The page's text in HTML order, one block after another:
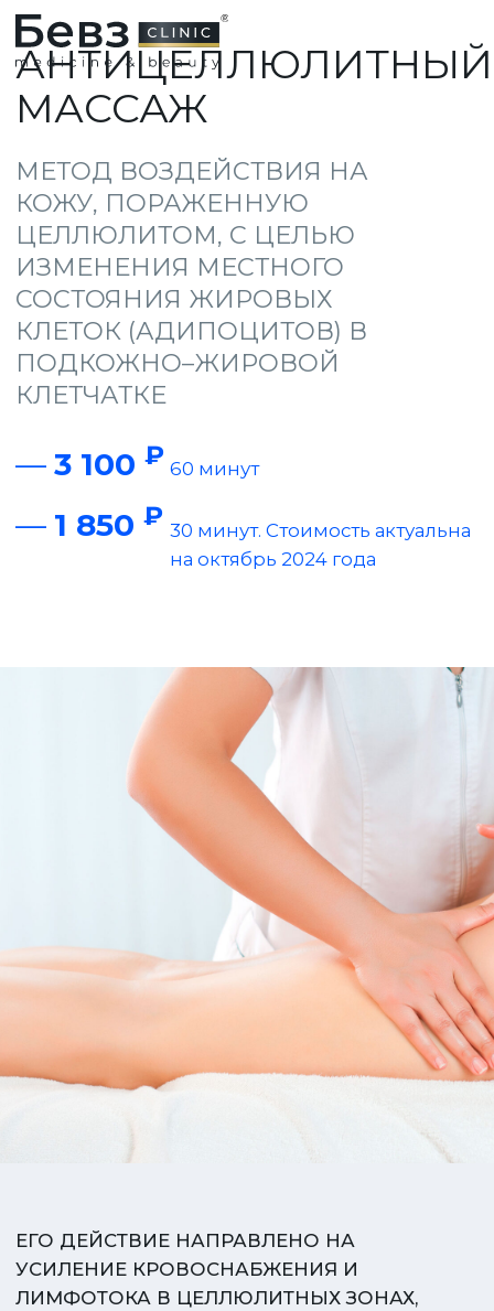
АНТИЦЕЛЛЮЛИТНЫЙ
МАССАЖ
МЕТОД ВОЗДЕЙСТВИЯ НА
ЦЕЛЛЮЛИТОМ, С ЦЕЛЬЮ
ИЗМЕНЕНИЯ МЕСТНОГО
СОСТОЯНИЯ ЖИРОВЫХ
КЛЕТОК (АДИПОЦИТОВ) В
ПОДКОЖНО–ЖИРОВОЙ
КЛЕТЧАТКЕ
—3 100₽ 60 минут
—1 850₽
на октябрь 2024 года
ЕГО ДЕЙСТВИЕ НАПРАВЛЕНО НА
УСИЛЕНИЕ КРОВОСНАБЖЕНИЯ И
ЛИМФОТОКА В ЦЕЛЛЮЛИТНЫХ ЗОНАХ,
СНЯТИЕ ОТЕЧНОСТИ И УМЕНЬШЕНИЕ
ЖИРОВЫХ ОТЛОЖЕНИЙ
ЭФФЕКТ
ОТ АНТИЦЕЛЛЮЛИТНОГО